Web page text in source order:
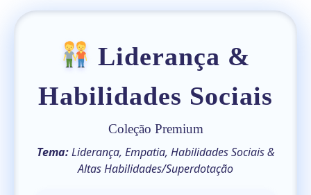
Liderança &
Habilidades Sociais
Coleção Premium
Tema:Liderança, Empatia, Habilidades Sociais &
Altas Habilidades/Superdotação